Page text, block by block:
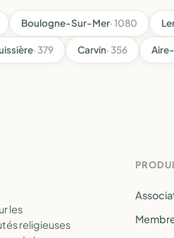
Boulogne-Sur-Mer· 1080
· 379 Carvin· 356
les
religieuses